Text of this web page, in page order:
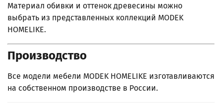
Материал обивки и оттенок древесины можно
выбрать из представленных коллекций MODEK
HOMELIKE.
Производство
Все модели мебели MODEK HOMELIKE изготавливаются
на собственном производстве в России.